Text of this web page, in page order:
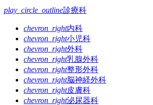
ナ
play_circle_outline診療科
chevron_right内科
chevron_right小児科
chevron_right外科
chevron_right乳腺外科
chevron_right整形外科
chevron_right脳神経外科
chevron_right皮膚科
chevron_right泌尿器科